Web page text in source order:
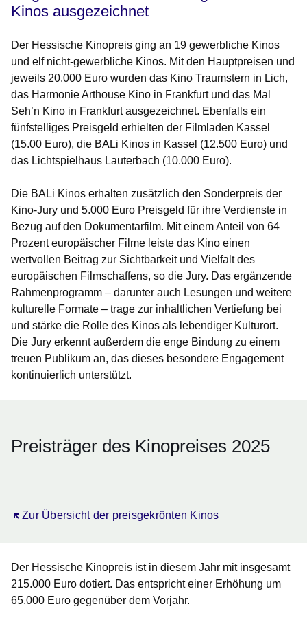
Kinos ausgezeichnet
Der Hessische Kinopreis ging an 19 gewerbliche Kinos
und elf nicht-gewerbliche Kinos. Mit den Hauptpreisen und
jeweils 20.000 Euro wurden das Kino Traumstern in Lich,
das Harmonie Arthouse Kino in Frankfurt und das Mal
Seh’n Kino in Frankfurt ausgezeichnet. Ebenfalls ein
fünfstelliges Preisgeld erhielten der Filmladen Kassel
(15.00 Euro), die BALi Kinos in Kassel (12.500 Euro) und
das Lichtspielhaus Lauterbach (10.000 Euro).
Die BALi Kinos erhalten zusätzlich den Sonderpreis der
Kino-Jury und 5.000 Euro Preisgeld für ihre Verdienste in
Bezug auf den Dokumentarfilm. Mit einem Anteil von 64
Prozent europäischer Filme leiste das Kino einen
wertvollen Beitrag zur Sichtbarkeit und Vielfalt des
europäischen Filmschaffens, so die Jury. Das ergänzende
Rahmenprogramm – darunter auch Lesungen und weitere
kulturelle Formate – trage zur inhaltlichen Vertiefung bei
und stärke die Rolle des Kinos als lebendiger Kulturort.
Die Jury erkennt außerdem die enge Bindung zu einem
treuen Publikum an, das dieses besondere Engagement
kontinuierlich unterstützt.
Preisträger des Kinopreises 2025
Zur Übersicht der preisgekrönten Kinos
Öffnet sich in einem neuen Fenster
Der Hessische Kinopreis ist in diesem Jahr mit insgesamt
215.000 Euro dotiert. Das entspricht einer Erhöhung um
65.000 Euro gegenüber dem Vorjahr.